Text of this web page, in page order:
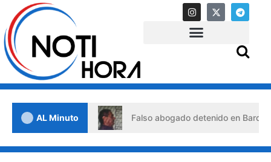
AL Minuto
de crisis Falso abogado detenido en Barquisimeto: